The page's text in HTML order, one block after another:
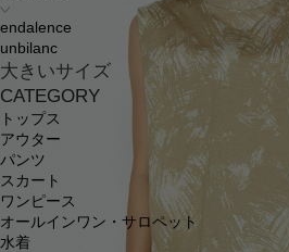
endalence
unbilanc
大きいサイズ
CATEGORY
トップス
アウター
パンツ
スカート
ワンピース
オールインワン・サロペット
水着